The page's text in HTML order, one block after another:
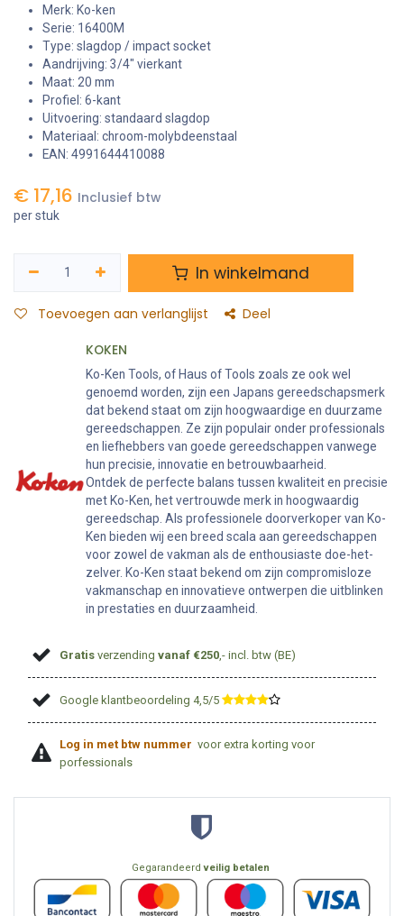
Merk: Ko-ken
Serie: 16400M
Type: slagdop / impact socket
Aandrijving: 3/4" vierkant
Maat: 20 mm
Profiel: 6-kant
Uitvoering: standaard slagdop
Materiaal: chroom-molybdeenstaal
EAN: 4991644410088
€ 17,16 Inclusief btw
per stuk
In winkelmand
Toevoegen aan verlanglijst Deel
KOKEN
Ko-Ken Tools, of Haus of Tools zoals ze ook wel
genoemd worden, zijn een Japans gereedschapsmerk
dat bekend staat om zijn hoogwaardige en duurzame
gereedschappen. Ze zijn populair onder professionals
en liefhebbers van goede gereedschappen vanwege
hun precisie, innovatie en betrouwbaarheid.
Ontdek de perfecte balans tussen kwaliteit en precisie
met Ko-Ken, het vertrouwde merk in hoogwaardig
gereedschap. Als professionele doorverkoper van Ko-
Ken bieden wij een breed scala aan gereedschappen
voor zowel de vakman als de enthousiaste doe-het-
zelver. Ko-Ken staat bekend om zijn compromisloze
vakmanschap en innovatieve ontwerpen die uitblinken
in prestaties en duurzaamheid.
Gratis verzendingvanaf €250 ,- incl. btw (BE)
Google klantbeoordeling 4,5/5 ​
Log in met btw nummer voor extra korting voor
porfessionals
Gegarandeerdveilig betalen